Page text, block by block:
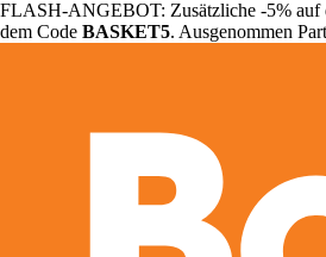
FLASH-ANGEBOT: Zusätzliche -5% auf
dem Code BASKET5. Ausgenommen